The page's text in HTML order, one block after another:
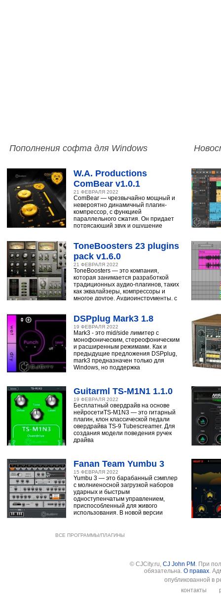
Пополнения софта для Windows
W.A. Productions
ComBear v1.0.1
21 ФЕВРАЛЯ 2022
ComBear — чрезвычайно мощный и
невероятно динамичный плагин-
компрессор, с функцией
параллельного сжатия. Он придает
потрясающий звук и ощущение
ToneBoosters 23 plugins
pack v1.6.0
21 ФЕВРАЛЯ 2022
ToneBoosters — это компания,
которая занимается разработкой
традиционных аудио-плагинов, таких
как эквалайзеры, компрессоры и
многое другое. Аудиоинструменты, с
DSPplug Mark3 1.8
19 ФЕВРАЛЯ 2022
Mark3 - это mid/side лимитер с
монофоническим, стереофоническим
и расширенным режимами. Как и
предыдущие предложения DSPplug,
mark3 предназначен только для
Windows, но поддержка
Guitarml TS-M1N1 1.1.0
19 ФЕВРАЛЯ 2022
Бесплатный овердрайв на основе
нейросетиTS-M1N3 — это гитарный
плагин, клон классической педали
овердрайва TS-9 Tubescreamer. Для
создания модели поведения ручек
драйва
Fanan Team Yumbu 3
15 ФЕВРАЛЯ 2022
Yumbu 3 — это барабанный сэмплер
с молниеносной загрузкой наборов
ударных и быстрым
одноступенчатым управлением,
приспособленный для живого
использования. В новой версии
ВСЕ ПРОГРАММЫ/ПЛАГИНЫ
© CJCity.ru, CJ John PM . При
обязательна. О правах.
опубликованной в
контакты